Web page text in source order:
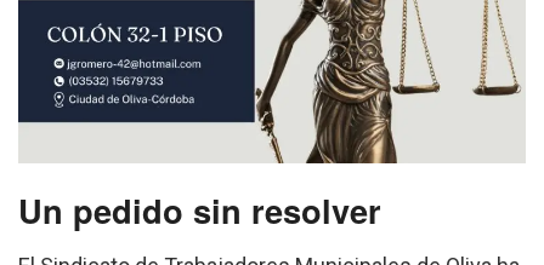
Un pedido sin resolver